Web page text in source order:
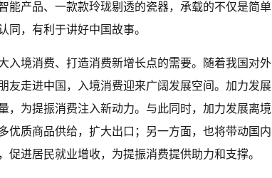
能产品、一款款玲珑剔透的瓷器，承载的不仅是简
同，有利于讲好中国故事。
入境消费、打造消费新增长点的需要。随着我国对
友走进中国，入境消费迎来广阔发展空间。加力发
，为提振消费注入新动力。与此同时，加力发展离
优质商品供给，扩大出口；另一方面，也将带动国
促进居民就业增收，为提振消费提供助力和支撑。